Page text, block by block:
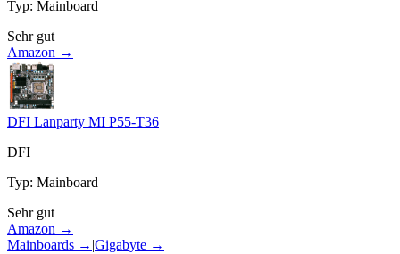
Typ: Mainboard
Sehr gut
Amazon →
DFI Lanparty MI P55-T36
DFI
Typ: Mainboard
Sehr gut
Amazon →
Mainboards → |Gigabyte →